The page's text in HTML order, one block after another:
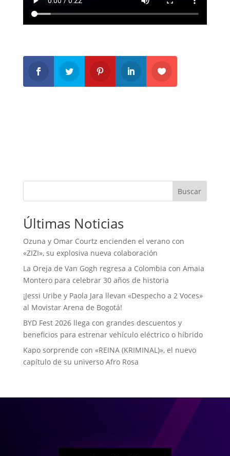
Buscar
Últimas Noticias
Ozuna y Omar Courtz encienden el verano con
«ZIZI», su explosiva nueva colaboración
La Oreja de Van Gogh regresa a Colombia con Amaia
Montero para celebrar 30 años de historia
¡Jessi Uribe y Paola Jara llevan «Despecho a 2 Voces»
al Movistar Arena de Bogotá!
BYD Fest 2026 llega con grandes descuentos y
beneficios para estrenar vehículo eléctrico o híbrido
Kapo sorprende con «REINA (KRIMINAL)», el nuevo
capítulo de su universo Afro Rosa